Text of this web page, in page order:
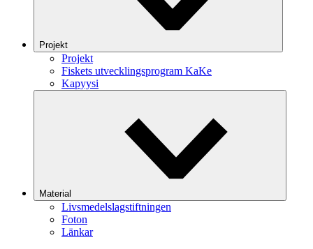
Projekt
Projekt
Fiskets utvecklingsprogram KaKe
Kapyysi
Material
Livsmedelslagstiftningen
Foton
Länkar